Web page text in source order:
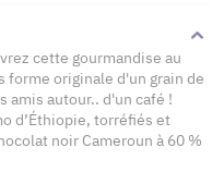
cette gourmandise au
originale d'un grain de
amis autour.. d'un café !
d’Éthiopie, torréfiés et
noir Cameroun à 60 %